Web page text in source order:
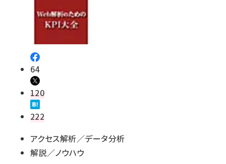
64
120
222
アクセス解析／データ分析
解説／ノウハウ